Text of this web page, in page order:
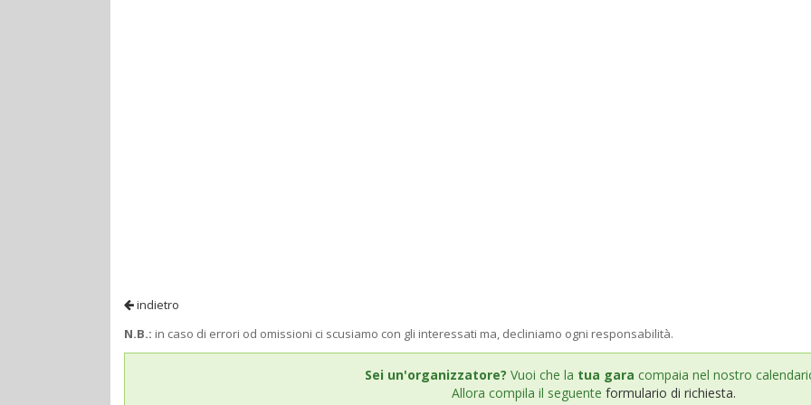
indietro
N.B.: in caso di errori od omissioni ci scusiamo con gli interessati ma, decliniamo ogni responsabilità.
Sei un'organizzatore? Vuoi che la tua gara compaia nel nostro
Allora compila il seguente formulario di richiesta.